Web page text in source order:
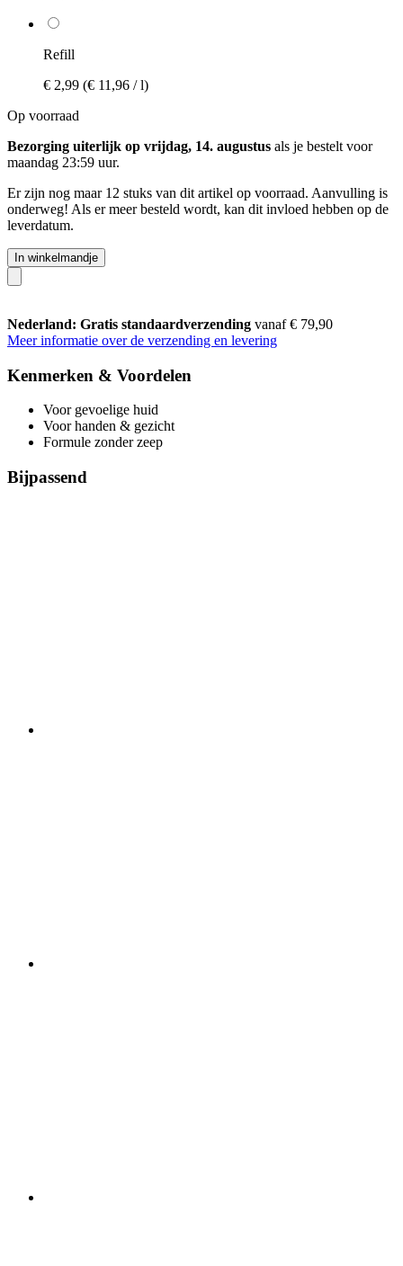
Refill
€ 2,99 (€ 11,96 / l)
Op voorraad
Bezorging uiterlijk op vrijdag, 14. augustus als je bestelt voor
maandag 23:59 uur.
Er zijn nog maar 12 stuks van dit artikel op voorraad. Aanvulling is
onderweg! Als er meer besteld wordt, kan dit invloed hebben op de
leverdatum.
In winkelmandje
Nederland: Gratis standaardverzending vanaf € 79,90
Meer informatie over de verzending en levering
Kenmerken & Voordelen
Voor gevoelige huid
Voor handen & gezicht
Formule zonder zeep
Bijpassend